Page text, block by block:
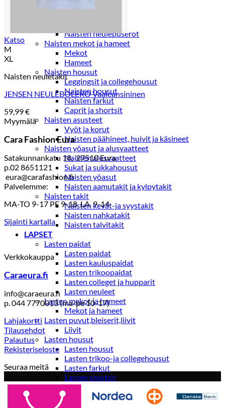
Naisten neulepuserot
Naisten mekot ja hameet
Mekot
Hameet
Naisten housut
Leggingsit ja collegehousut
Naisten housut
Naisten farkut
Caprit ja shortsit
Naisten asusteet
Vyöt ja korut
Naisten päähineet, huivit ja käsineet
Naisten yöasut ja alusvaatteet
Naisten alusvaatteet
Sukat ja sukkahousut
Naisten yöasut
Naisten aamutakit ja kylpytakit
Naisten takit
Naisten kevät-ja syystakit
Naisten nahkatakit
Naisten talvitakit
LAPSET
Lasten paidat
Lasten paidat
Lasten kauluspaidat
Lasten trikoopaidat
Lasten colleget ja hupparit
Lasten neuleet
Lasten mekot ja hameet
Mekot ja hameet
Lasten puvut,bleiserit,liivit
Liivit
Lasten housut
Lasten housut
Lasten trikoo-ja collegehousut
Lasten farkut
Lasten shortsit
Lasten juhlahousut
Yöasut ja kylpytakit
Katso
M
XL
Naisten neuletakit
JENSEN NEULEBOLERO Vaaleansininen
59,99€
Myymälä
Cara Fashion Eura
Satakunnankatu 18, 27510 Eura
p.02 8651121
eura@carafashion.fi
Palvelemme:
MA-TO 9-17 PE 9-18 LA 9-14
Sijainti kartalla
Verkkokauppa
Caraeura.fi
info@caraeura.fi
p. 044 7770013 (ma-pe 10-17)
Lahjakortti
Tilausehdot
Palautus
Rekisteriseloste
Seuraa meitä